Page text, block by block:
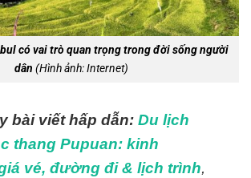
có vai trò quan trọng trong đời sống người
dân (Hình ảnh: Internet)
bài viết hấp dẫn: Du lịch
thang Pupuan: kinh
vé, đường đi & lịch trình,